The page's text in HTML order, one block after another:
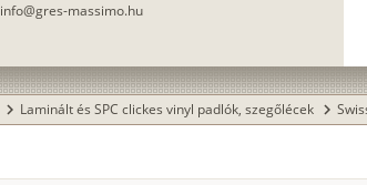
info@gres-massimo.hu
chevron_right Laminált és SPC clickes vinyl padlók, szegőlécek chevron_right